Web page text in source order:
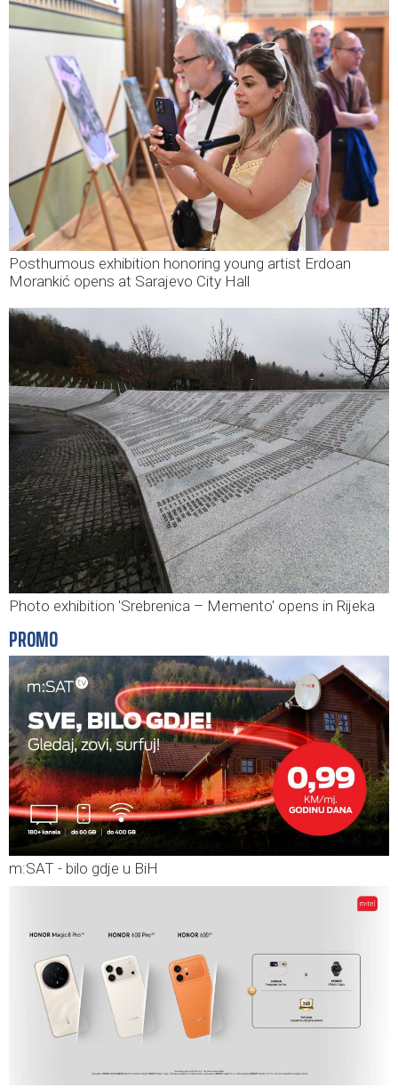
Posthumous exhibition honoring young artist Erdoan
Morankić opens at Sarajevo City Hall
Photo exhibition 'Srebrenica – Memento' opens in Rijeka
PROMO
m:SAT - bilo gdje u BiH